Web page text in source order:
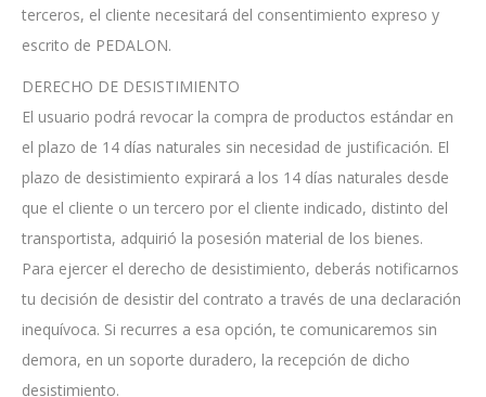
terceros, el cliente necesitará del consentimiento expreso y
escrito de PEDALON.
DERECHO DE DESISTIMIENTO
El usuario podrá revocar la compra de productos estándar en
el plazo de 14 días naturales sin necesidad de justificación. El
plazo de desistimiento expirará a los 14 días naturales desde
que el cliente o un tercero por el cliente indicado, distinto del
transportista, adquirió la posesión material de los bienes.
Para ejercer el derecho de desistimiento, deberás notificarnos
tu decisión de desistir del contrato a través de una declaración
inequívoca. Si recurres a esa opción, te comunicaremos sin
demora, en un soporte duradero, la recepción de dicho
desistimiento.